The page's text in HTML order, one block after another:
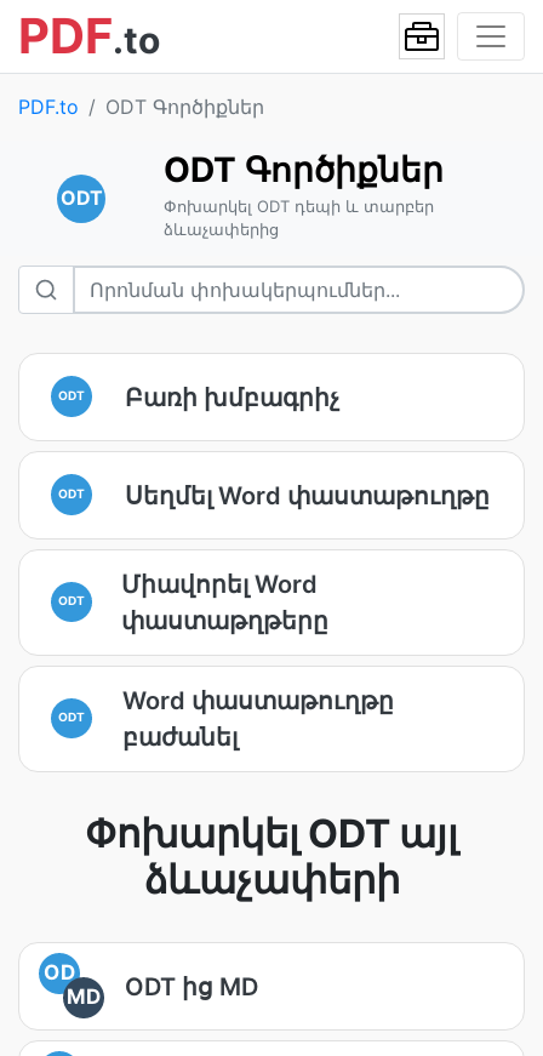
PDF.to
PDF.to ODT Գործիքներ
ODT
ODT Գործիքներ
Փոխարկել ODT դեպի և տարբեր
ձևաչափերից
ODT Բառի խմբագրիչ
ODT Սեղմել Word փաստաթուղթը
ODT
Միավորել Word
փաստաթղթերը
ODT
Word փաստաթուղթը
բաժանել
Փոխարկել ODT այլ
ձևաչափերի
OD
MD
ODT ից MD